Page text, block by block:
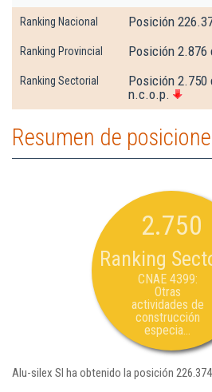
Ranking Nacional Posición
Ranking Provincial Posición 2.876
Ranking Sectorial
Posición 2.750
n.c.o.p.
Resumen de
2.750
Ranking
CNAE 4399:
Otras
actividades de
construcción
especia...
Alu-silex Sl ha obtenido la posición